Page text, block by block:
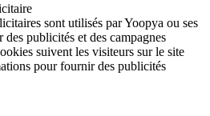
sont utilisés par Yoopya ou ses
publicités et des campagnes
suivent les visiteurs sur le site
pour fournir des publicités